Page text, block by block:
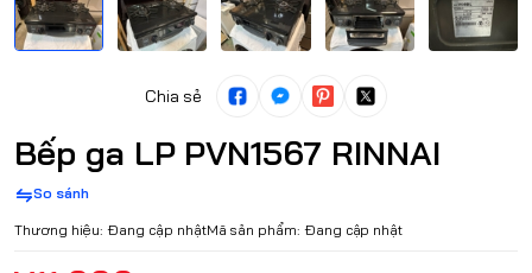
Chia sẻ
Bếp ga LP PVN1567 RINNAI
So sánh
Thương hiệu: Đang cập nhậtMã sản phẩm: Đang cập nhật